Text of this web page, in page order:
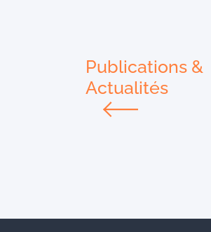
Publications &
Actualités